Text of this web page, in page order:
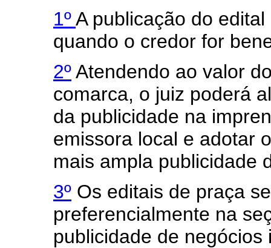
1ºA publicação do
quando o credor for
2ºAtendendo ao valor
comarca, o juiz poderá
da publicidade na
emissora local e adotar
mais ampla publicidade
3º Os editais de praça
preferencialmente na
publicidade de negócios